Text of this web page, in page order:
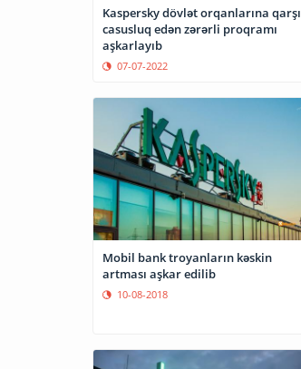
Kaspersky dövlət orqanlarına qarşı
casusluq edən zərərli proqramı
aşkarlayıb
07-07-2022
Mobil bank troyanların kəskin
artması aşkar edilib
10-08-2018